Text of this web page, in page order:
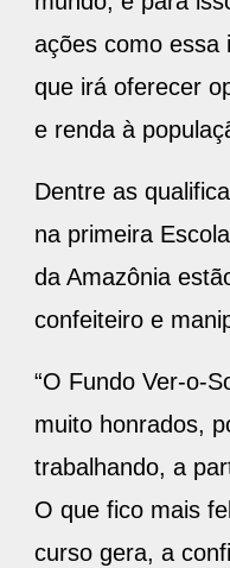
ações como essa
que irá oferecer
e renda à
Dentre as
na primeira
da Amazônia
confeiteiro e
“O Fundo Ver-o-
muito honrados,
trabalhando, a
O que fico mais
curso gera, a